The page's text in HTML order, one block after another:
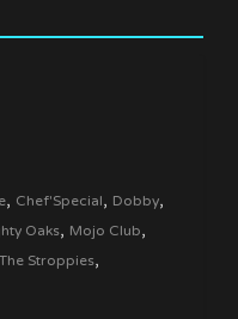
, Chef'Special, Dobby,
Oaks, Mojo Club,
The Stroppies,